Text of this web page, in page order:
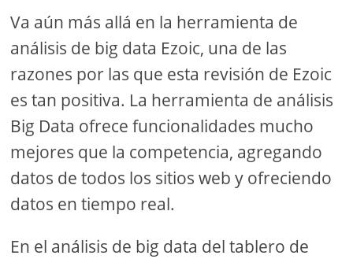
Va aún más allá en la herramienta de
análisis de big data Ezoic, una de las
razones por las que esta revisión de Ezoic
es tan positiva. La herramienta de análisis
Big Data ofrece funcionalidades mucho
mejores que la competencia, agregando
datos de todos los sitios web y ofreciendo
datos en tiempo real.
En el análisis de big data del tablero de